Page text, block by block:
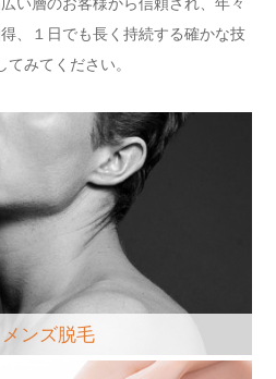
、１日でも長く持続する確かな技
てみてください。
ンズ脱毛